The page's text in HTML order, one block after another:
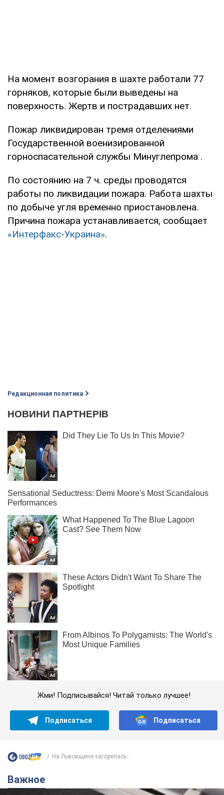
На момент возгорания в шахте работали 77
горняков, которые были выведены на
поверхность. Жертв и пострадавших нет.
Пожар ликвидирован тремя отделениями
Государственной военизированной
горноспасательной службы Минуглепрома .
По состоянию на 7 ч. среды проводятся
работы по ликвидации пожара. Работа шахты
по добыче угля временно приостановлена.
Причина пожара устанавливается, сообщает
«Интерфакс-Украина».
Редакционная политика
Жми! Подписывайся! Читай только лучшее!
Подписаться Подписаться
На Львовщине загорелась...
Важное